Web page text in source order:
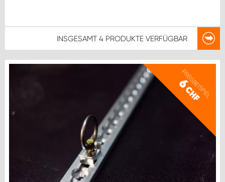
INSGESAMT 4 PRODUKTE VERFÜGBAR
PREISBEISPIEL
6
CHF